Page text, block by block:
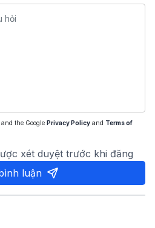
the Google Privacy Policy and Terms of
xét duyệt trước khi đăng
luận